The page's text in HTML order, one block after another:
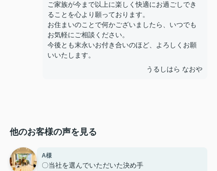
ご家族が今まで以上に楽しく快適にお過ごしでき
ることを心より願っております。
お住まいのことで何かございましたら、いつでも
お気軽にご相談ください。
今後とも末永いお付き合いのほど、よろしくお願
いいたします。
うるしはら なおや
他のお客様の声を見る
A様
〇当社を選んでいただいた決め手